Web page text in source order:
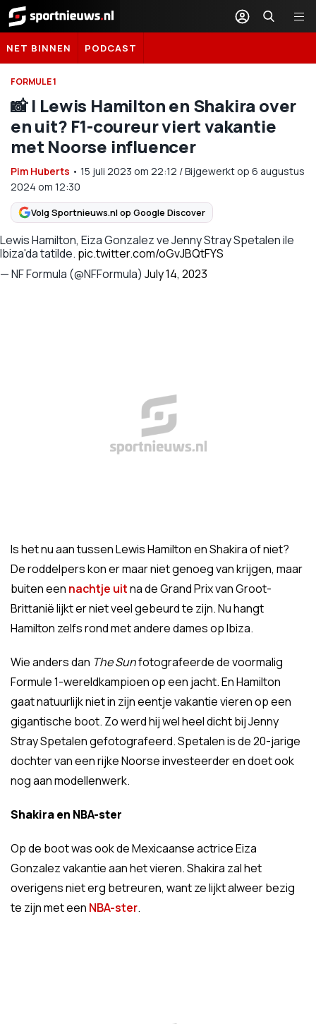
Sportnieuws.nl
NET BINNEN PODCAST
FORMULE 1
📸 | Lewis Hamilton en Shakira over
en uit? F1-coureur viert vakantie
met Noorse influencer
Pim Huberts • 15 juli 2023 om 22:12 /Bijgewerkt op 6 augustus
2024 om 12:30
Volg Sportnieuws.nl op Google Discover
Lewis Hamilton, Eiza Gonzalez ve Jenny Stray Spetalen ile
Ibiza'da tatilde. pic.twitter.com/oGvJBQtFYS
— NF Formula (@NFFormula) July 14, 2023
Is het nu aan tussen Lewis Hamilton en Shakira of niet?
De roddelpers kon er maar niet genoeg van krijgen, maar
buiten een nachtje uitna de Grand Prix van Groot-
Brittanië lijkt er niet veel gebeurd te zijn. Nu hangt
Hamilton zelfs rond met andere dames op Ibiza.
Wie anders dan The Sunfotografeerde de voormalig
Formule 1-wereldkampioen op een jacht. En Hamilton
gaat natuurlijk niet in zijn eentje vakantie vieren op een
gigantische boot. Zo werd hij wel heel dicht bij Jenny
Stray Spetalen gefotografeerd. Spetalen is de 20-jarige
dochter van een rijke Noorse investeerder en doet ook
nog aan modellenwerk.
Shakira en NBA-ster
Op de boot was ook de Mexicaanse actrice Eiza
Gonzalez vakantie aan het vieren. Shakira zal het
overigens niet erg betreuren, want ze lijkt alweer bezig
te zijn met een NBA-ster.